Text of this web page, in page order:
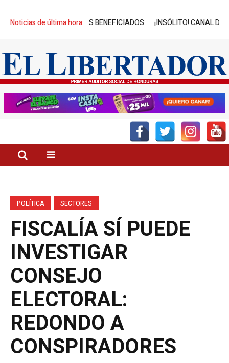
Noticias de última hora:
MIL JÓVENES BENEFICIADOS ¡INSÓLITO! CANAL DEL
POLÍTICA SECTORES
FISCALÍA SÍ PUEDE
INVESTIGAR
CONSEJO
ELECTORAL:
REDONDO A
CONSPIRADORES